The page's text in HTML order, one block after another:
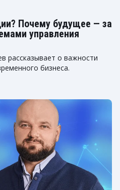
Почему будущее — за
управления
рассказывает о важности
бизнеса.